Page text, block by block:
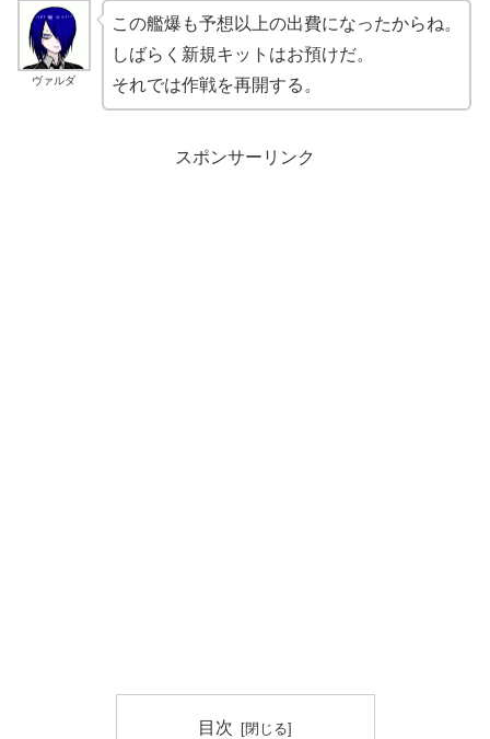
ヴァルダ
この艦爆も予想以上の出費になったからね。
しばらく新規キットはお預けだ。
それでは作戦を再開する。
スポンサーリンク
目次